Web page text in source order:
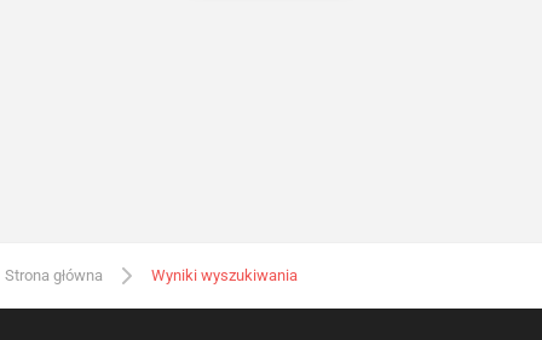
Strona główna Wyniki wyszukiwania